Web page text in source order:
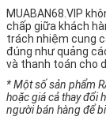
MUABAN68.VIP
chấp giữa khách
trách nhiệm cung
đúng như quảng
và thanh toán cho
* Một số sản phẩm
hoặc giá cả thay đổi
người bán hàng để